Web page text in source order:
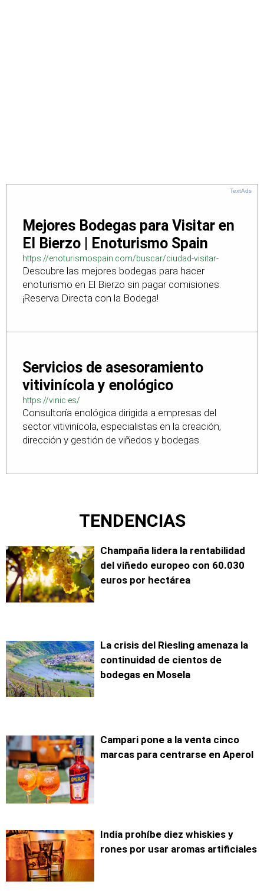
TextAds
Mejores Bodegas para Visitar en
El Bierzo | Enoturismo Spain
https://enoturismospain.com/buscar/ciudad-visitar-
bodegas-en-leon
Descubre las mejores bodegas para hacer
enoturismo en El Bierzo sin pagar comisiones.
¡Reserva Directa con la Bodega!
Servicios de asesoramiento
vitivinícola y enológico
https://vinic.es/
Consultoría enológica dirigida a empresas del
sector vitivinícola, especialistas en la creación,
dirección y gestión de viñedos y bodegas.
TENDENCIAS
Champaña lidera la rentabilidad
del viñedo europeo con 60.030
euros por hectárea
La crisis del Riesling amenaza la
continuidad de cientos de
bodegas en Mosela
Campari pone a la venta cinco
marcas para centrarse en Aperol
India prohíbe diez whiskies y
rones por usar aromas artificiales